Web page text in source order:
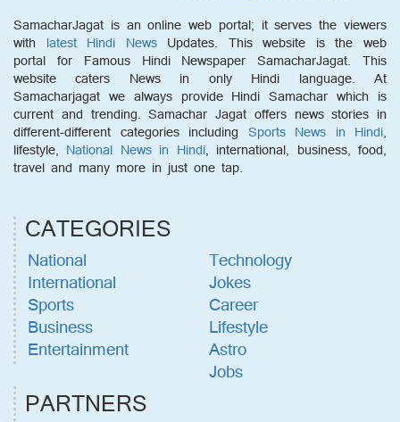
SamacharJagat is an online web portal; it serves the viewers
with latest Hindi NewsUpdates. This website is the web
portal for Famous Hindi Newspaper SamacharJagat. This
website caters News in only Hindi language. At
Samacharjagat we always provide Hindi Samachar which is
current and trending. Samachar Jagat offers news stories in
different-different categories including Sports News in Hindi,
lifestyle, National News in Hindi, international, business, food,
travel and many more in just one tap.
CATEGORIES
National
International
Sports
Business
Entertainment
Technology
Jokes
Career
Lifestyle
Astro
Jobs
PARTNERS